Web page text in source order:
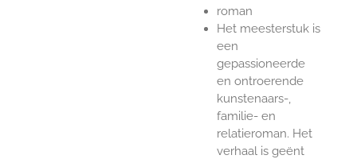
roman
Het meesterstuk is
een
gepassioneerde
en ontroerende
kunstenaars-,
familie- en
relatieroman. Het
verhaal is geënt